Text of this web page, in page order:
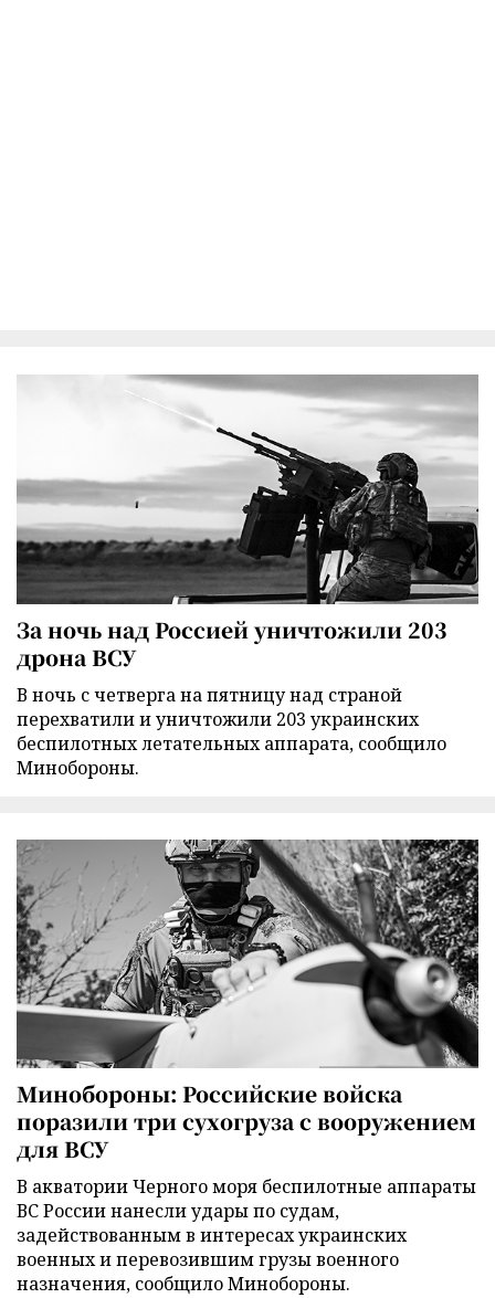
За ночь над Россией уничтожили 203
дрона ВСУ
В ночь с четверга на пятницу над страной
перехватили и уничтожили 203 украинских
беспилотных летательных аппарата, сообщило
Минобороны.
Минобороны: Российские войска
поразили три сухогруза с вооружением
для ВСУ
В акватории Черного моря беспилотные аппараты
ВС России нанесли удары по судам,
задействованным в интересах украинских
военных и перевозившим грузы военного
назначения, сообщило Минобороны.